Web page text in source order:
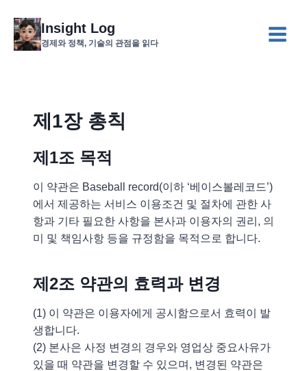
content
Insight Log
경제와 정책, 기술의 관점을 읽다
제1장 총칙
제1조 목적
이 약관은 Baseball record(이하 ‘베이스볼레코드’)
에서 제공하는 서비스 이용조건 및 절차에 관한 사
항과 기타 필요한 사항을 본사과 이용자의 권리, 의
미 및 책임사항 등을 규정함을 목적으로 합니다.
제2조 약관의 효력과 변경
(1) 이 약관은 이용자에게 공시함으로서 효력이 발
생합니다.
(2) 본사은 사정 변경의 경우와 영업상 중요사유가
있을 때 약관을 변경할 수 있으며, 변경된 약관은